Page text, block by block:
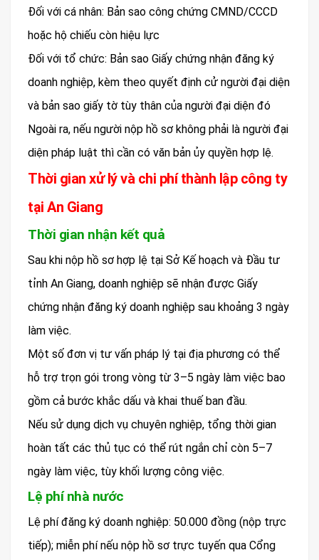
Đối với cá nhân: Bản sao công chứng CMND/CCCD
hoặc hộ chiếu còn hiệu lực
Đối với tổ chức: Bản sao Giấy chứng nhận đăng ký
doanh nghiệp, kèm theo quyết định cử người đại diện
và bản sao giấy tờ tùy thân của người đại diện đó
Ngoài ra, nếu người nộp hồ sơ không phải là người đại
diện pháp luật thì cần có văn bản ủy quyền hợp lệ.
Thời gian xử lý và chi phí thành lập công ty
tại An Giang
Thời gian nhận kết quả
Sau khi nộp hồ sơ hợp lệ tại Sở Kế hoạch và Đầu tư
tỉnh An Giang, doanh nghiệp sẽ nhận được Giấy
chứng nhận đăng ký doanh nghiệp sau khoảng 3 ngày
làm việc.
Một số đơn vị tư vấn pháp lý tại địa phương có thể
hỗ trợ trọn gói trong vòng từ 3–5 ngày làm việc bao
gồm cả bước khắc dấu và khai thuế ban đầu.
Nếu sử dụng dịch vụ chuyên nghiệp, tổng thời gian
hoàn tất các thủ tục có thể rút ngắn chỉ còn 5–7
ngày làm việc, tùy khối lượng công việc.
Lệ phí nhà nước
Lệ phí đăng ký doanh nghiệp: 50.000 đồng (nộp trực
tiếp); miễn phí nếu nộp hồ sơ trực tuyến qua Cổng